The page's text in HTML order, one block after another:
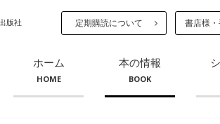
版社 定期購読について 書店様
ホーム
HOME
本の情報
BOOK